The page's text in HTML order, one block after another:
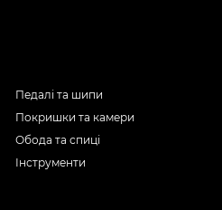
Педалі та шипи
Покришки та камери
Обода та спиці
Інструменти